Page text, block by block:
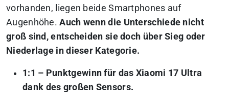
vorhanden, liegen beide Smartphones auf
Augenhöhe. Auch wenn die Unterschiede nicht
groß sind, entscheiden sie doch über Sieg oder
Niederlage in dieser Kategorie.
1:1 – Punktgewinn für das Xiaomi 17 Ultra
dank des großen Sensors.